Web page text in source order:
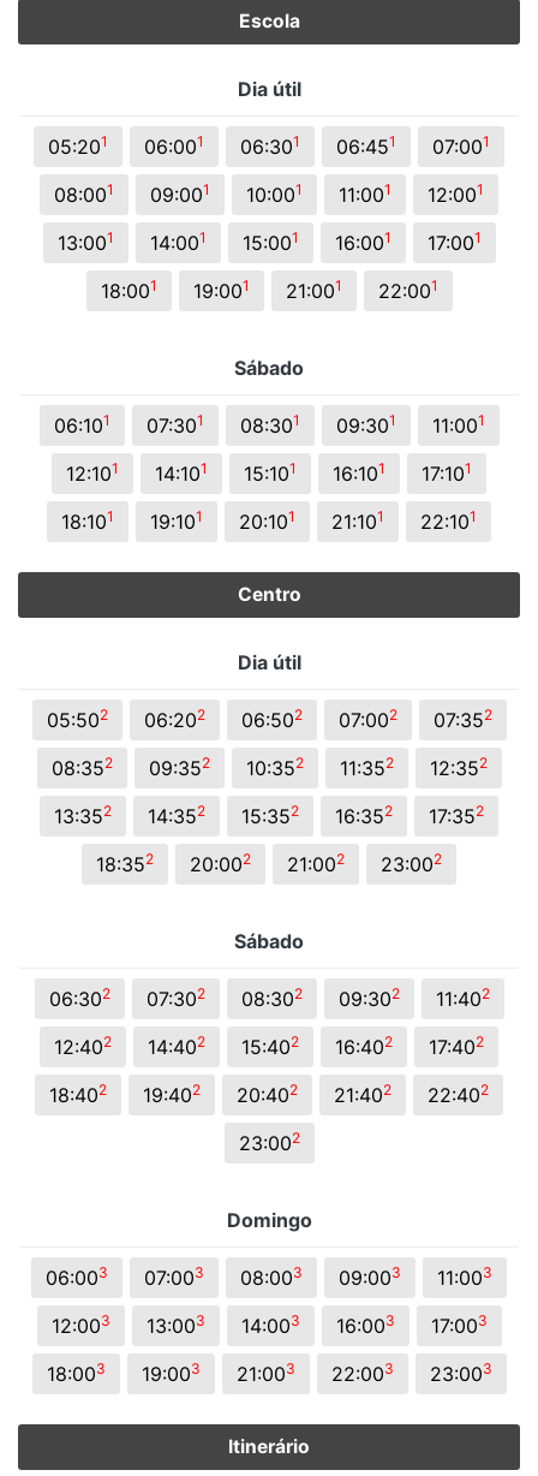
Escola
Dia útil
05:201 06:001 06:301 06:451 07:001
08:001 09:001 10:001 11:001 12:001
13:001 14:001 15:001 16:001 17:001
18:001 19:001 21:001 22:001
Sábado
06:101 07:301 08:301 09:301 11:001
12:101 14:101 15:101 16:101 17:101
18:101 19:101 20:101 21:101 22:101
Centro
Dia útil
05:502 06:202 06:502 07:002 07:352
08:352 09:352 10:352 11:352 12:352
13:352 14:352 15:352 16:352 17:352
18:352 20:002 21:002 23:002
Sábado
06:302 07:302 08:302 09:302 11:402
12:402 14:402 15:402 16:402 17:402
18:402 19:402 20:402 21:402 22:402
23:002
Domingo
06:003 07:003 08:003 09:003 11:003
12:003 13:003 14:003 16:003 17:003
18:003 19:003 21:003 22:003 23:003
Itinerário